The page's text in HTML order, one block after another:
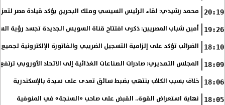
20:19 محمد رشيدي: لقاء الرئيس السيسي وملك البحرين يؤكد قيادة مصر
19:26 أمين شباب المصريين: ذكرى افتتاح قناة السويس الجديدة تجسد رؤية
18:10 الضرائب تؤكد على إلزامية التسجيل الضريبي والفاتورة الإلكترونية
18:09 المجلس التصديري: صادرات الصناعات الغذائية إلى الاتحاد الأوروبي ترتفع 15.4% خلال النصف الأول من
18:06 خلاف بسبب الكلاب ينتهي بضبط سائق تعدى على سيدة بالإسكندرية
18:05 نهاية استعراض القوة.. القبض على صاحب «السنجة» في المنوفية